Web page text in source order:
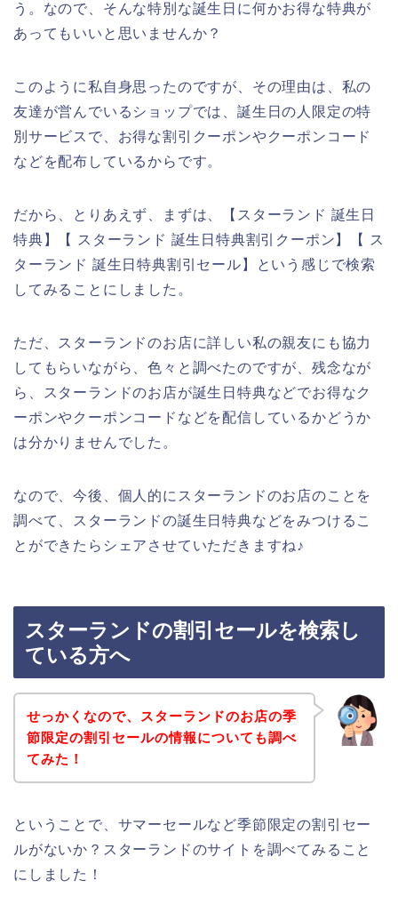
う。なので、そんな特別な誕生日に何かお得な特典が
あってもいいと思いませんか？
このように私自身思ったのですが、その理由は、私の
友達が営んでいるショップでは、誕生日の人限定の特
別サービスで、お得な割引クーポンやクーポンコード
などを配布しているからです。
だから、とりあえず、まずは、【スターランド 誕生日
特典】【 スターランド 誕生日特典割引クーポン】【 ス
ターランド 誕生日特典割引セール】という感じで検索
してみることにしました。
ただ、スターランドのお店に詳しい私の親友にも協力
してもらいながら、色々と調べたのですが、残念なが
ら、スターランドのお店が誕生日特典などでお得なク
ーポンやクーポンコードなどを配信しているかどうか
は分かりませんでした。
なので、今後、個人的にスターランドのお店のことを
調べて、スターランドの誕生日特典などをみつけるこ
とができたらシェアさせていただきますね♪
スターランドの割引セールを検索し
ている方へ
せっかくなので、スターランドのお店の季
節限定の割引セールの情報についても調べ
てみた！
ということで、サマーセールなど季節限定の割引セー
ルがないか？スターランドのサイトを調べてみること
にしました！